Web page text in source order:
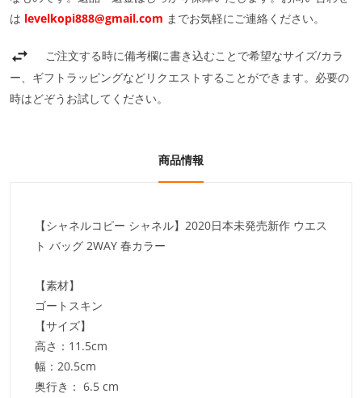
は levelkopi888@gmail.com までお気軽にご連絡ください。
ご注文する時に備考欄に書き込むことで希望なサイズ/カラ
ー、ギフトラッピングなどリクエストすることができます。必要の
時はどぞうお試してください。
商品情報
【シャネルコピー シャネル】2020日本未発売新作 ウエス
ト バッグ 2WAY 春カラー
【素材】
ゴートスキン
【サイズ】
高さ：11.5cm
幅：20.5cm
奥行き： 6.5 cm